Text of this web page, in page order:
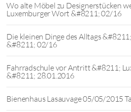
Wo alte Möbel zu Designerstücken
Luxemburger Wort &#8211; 02/16
Die kleinen Dinge des Alltags
&#8211; 02/16
Fahrradschule vor Antritt &#8211;
&#8211; 28.01.2016
Bienenhaus Lasauvage 05/05/2015